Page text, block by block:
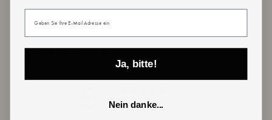
/ 54 reviews
Deine E-Mail
Ja, bitte!
Nein danke...